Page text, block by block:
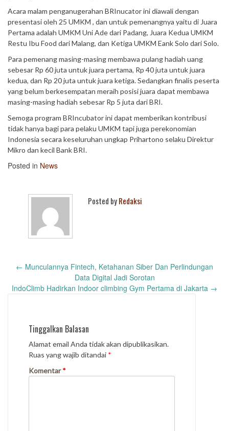
Acara malam penganugerahan BRInucator ini diawali dengan
presentasi oleh 25 UMKM , dan untuk pemenangnya yaitu di Juara
Pertama adalah UMKM Uni Ade dari Padang, Juara Kedua UMKM
Restu Ibu Food dari Malang, dan Ketiga UMKM Eank Solo dari Solo.
Para pemenang masing-masing membawa pulang hadiah uang
sebesar Rp 60 juta untuk juara pertama, Rp 40 juta untuk juara
kedua, dan Rp 20 juta untuk juara ketiga. Sedangkan finalis peserta
yang belum berkesempatan meraih posisi juara dapat membawa
masing-masing hadiah sebesar Rp 5 juta dari BRI.
Semoga program BRIncubator ini dapat memberikan kontribusi
tidak hanya bagi para pelaku UMKM tapi juga perekonomian
Indonesia secara keseluruhan ungkap Prihartono selaku Direktur
Mikro dan kecil Bank BRI.
Posted in News
Posted byRedaksi
Post
← Munculannya Fintech, Ketahanan Siber Dan Perlindungan
Data Digital Jadi Sorotan
IndoClimb Hadirkan Indoor climbing Gym Pertama di Jakarta →
Tinggalkan Balasan
Alamat email Anda tidak akan dipublikasikan.
Ruas yang wajib ditandai *
Komentar*